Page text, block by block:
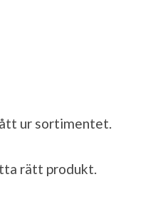
ur sortimentet.
rätt produkt.